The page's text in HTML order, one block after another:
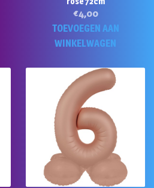
€4,00
TOEVOEGEN AAN
WINKELWAGEN